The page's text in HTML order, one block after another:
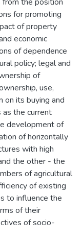
for promoting
of property
economic
of dependence
policy; legal and
of
use,
on its buying and
the current
development of
of horizontally
with high
the other - the
of agricultural
of existing
to influence the
of their
of socio-